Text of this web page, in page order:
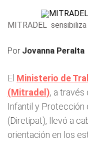
MITRADEL sensibiliza
Por Jovanna Peralta
El Ministerio de
(Mitradel), a través
Infantil y Protección
(Diretipat), llevó a
orientación en los